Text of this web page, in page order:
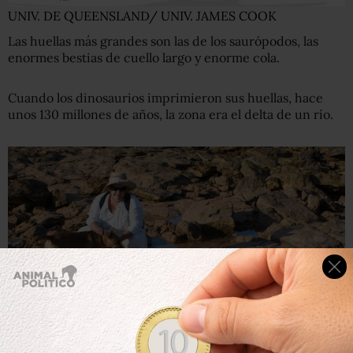
UNIV. DE QUEENSLAND/ UNIV. JAMES COOK
Las huellas más grandes son las de los saurópodos, las
enormes bestias de cuello largo y enorme cola.
Cuando los dinosaurios imprimieron sus huellas, hace
unos 130 millones de años, la zona era el delta de un río.